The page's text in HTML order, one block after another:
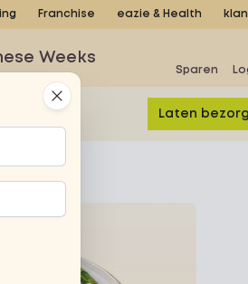
Franchise eazie & Health
Weeks
Sparen
Laten
Close